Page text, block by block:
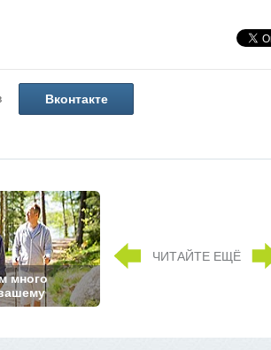
Вконтакте
много
ЧИТАЙТЕ ЕЩЁ